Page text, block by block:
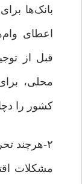
بانک‌ها
اعطای
قبل از
محلی، برای
کشور را
۲-هرچند
مشکلات